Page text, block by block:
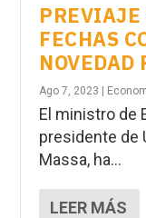
PREVIAJE
FECHAS
NOVEDAD
Ago 7, 2023 |
El ministro de
presidente de
Massa, ha...
LEER MÁS